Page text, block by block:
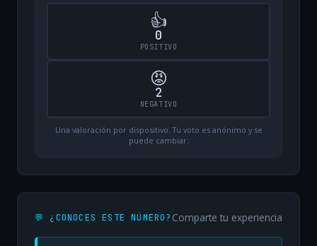
👍
0
POSITIVO
😡
2
NEGATIVO
Una valoración por dispositivo. Tu voto es anónimo y se
puede cambiar.
💬 ¿CONOCES ESTE NÚMERO? Comparte tu experiencia